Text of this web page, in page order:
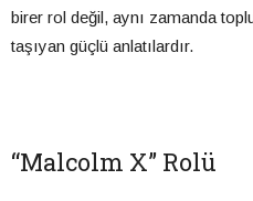
birer rol değil, aynı zamanda
taşıyan güçlü anlatılardır.
“Malcolm X” Rolü